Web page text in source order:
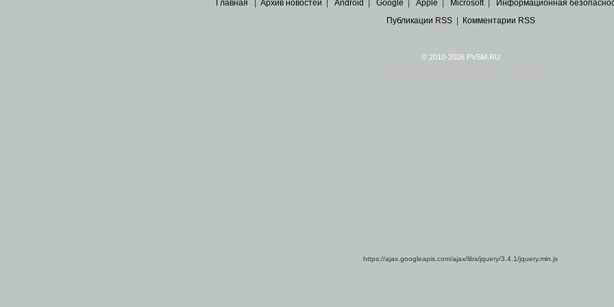
Главная Архив новостей Android Google Apple Microsoft| Информационная
Публикации RSS| Комментарии RSS
© 2010-2026 PVSM.RU
https://ajax.googleapis.com/ajax/libs/jquery/3.4.1/jquery.min.js